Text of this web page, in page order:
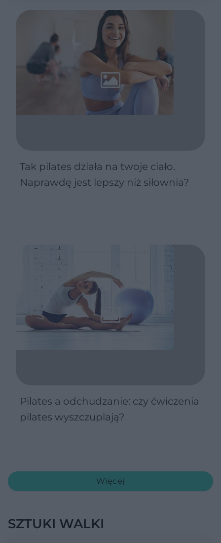
Tak pilates działa na twoje ciało.
Naprawdę jest lepszy niż siłownia?
Pilates a odchudzanie: czy ćwiczenia
pilates wyszczuplają?
Więcej
SZTUKI WALKI